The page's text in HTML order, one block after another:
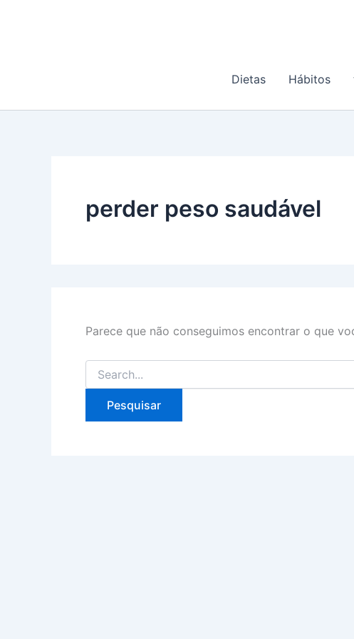
Dietas Hábitos
perder peso saudável
Parece que não conseguimos encontrar o que
Pesquisar
por: